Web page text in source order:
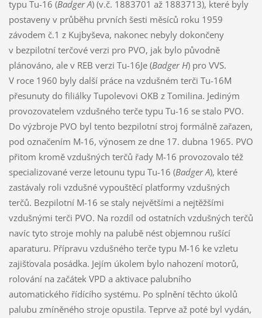
typu Tu-16 (Badger A) (v.č. 1883701 až 1883713), které byly
postaveny v průběhu prvních šesti měsíců roku 1959
závodem č.1 z Kujbyševa, nakonec nebyly dokončeny
v bezpilotní terčové verzi pro PVO, jak bylo původně
plánováno, ale v REB verzi Tu-16Je (Badger H) pro VVS.
V roce 1960 byly další práce na vzdušném terči Tu-16M
přesunuty do filiálky Tupolevovi OKB z Tomilina. Jediným
provozovatelem vzdušného terče typu Tu-16 se stalo PVO.
Do výzbroje PVO byl tento bezpilotní stroj formálně zařazen,
pod označením M-16, výnosem ze dne 17. dubna 1965. PVO
přitom kromě vzdušných terčů řady M-16 provozovalo též
specializované verze letounu typu Tu-16 (Badger A), které
zastávaly roli vzdušné vypouštěcí platformy vzdušných
terčů. Bezpilotní M-16 se staly největšími a nejtěžšími
vzdušnými terči PVO. Na rozdíl od ostatních vzdušných terčů
navíc tyto stroje mohly na palubě nést objemnou rušící
aparaturu. Přípravu vzdušného terče typu M-16 ke vzletu
zajišťovala posádka. Jejím úkolem bylo nahození motorů,
rolování na začátek VPD a aktivace palubního
automatického řídícího systému. Po splnění těchto úkolů
palubu zmíněného stroje opustila. Teprve až poté byl vydán,